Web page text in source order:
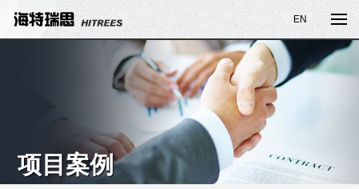
EN
项目案例